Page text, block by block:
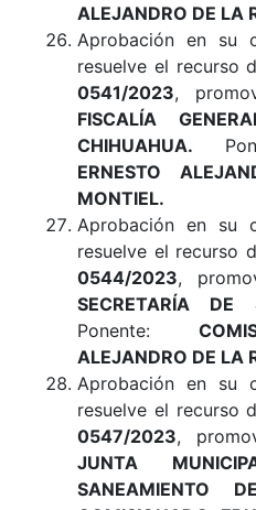
ALEJANDRO DE LA
Aprobación en su
resuelve el recurso
0541/2023,
FISCALÍA
CHIHUAHUA.
ERNESTO
MONTIEL.
Aprobación en su
resuelve el recurso
0544/2023,
SECRETARÍA DE
Ponente:
ALEJANDRO DE LA
Aprobación en su
resuelve el recurso
0547/2023,
JUNTA
SANEAMIENTO